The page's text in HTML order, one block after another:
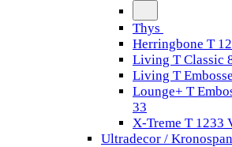
Thys
Herringbone T
Living T Classic
Living T
Lounge+ T
33
X-Treme T 1233
Ultradecor / Kronospan